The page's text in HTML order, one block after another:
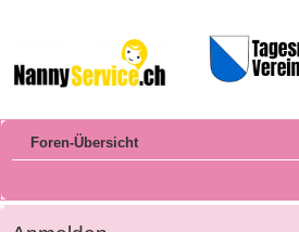
Foren-Übersicht